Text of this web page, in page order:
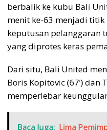
berbalik ke kubu Bali
menit ke-63 menjadi
keputusan pelanggaran
yang diprotes keras
Dari situ, Bali United
Boris Kopitovic (67’) dan
memperlebar
Baca Juga: Lima